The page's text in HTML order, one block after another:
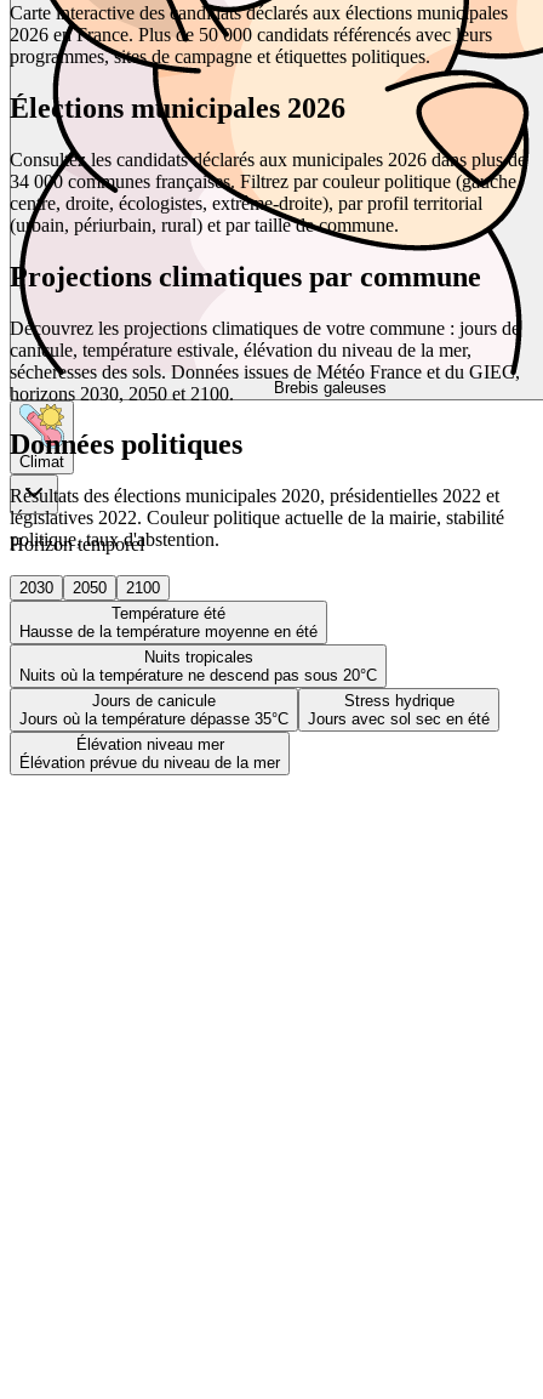
Brebis galeuses
Climat
Horizon temporel
2030 2050
2100
Température été
Hausse de la température moyenne en été
Nuits tropicales
Nuits où la température ne descend pas sous 20°C
Jours de canicule
Jours où la température dépasse 35°C
Stress hydrique
Jours avec sol sec en été
Élévation niveau mer
Élévation prévue du niveau de la mer
Carte interactive des candidats déclarés aux élections municipales
2026 en France. Plus de 50 000 candidats référencés avec leurs
programmes, sites de campagne et étiquettes politiques.
Élections municipales 2026
Consultez les candidats déclarés aux municipales 2026 dans plus de
34 000 communes françaises. Filtrez par couleur politique (gauche,
centre, droite, écologistes, extrême-droite), par profil territorial
(urbain, périurbain, rural) et par taille de commune.
Projections climatiques par commune
Découvrez les projections climatiques de votre commune : jours de
canicule, température estivale, élévation du niveau de la mer,
sécheresses des sols. Données issues de Météo France et du GIEC,
horizons 2030, 2050 et 2100.
Données politiques
Résultats des élections municipales 2020, présidentielles 2022 et
législatives 2022. Couleur politique actuelle de la mairie, stabilité
politique, taux d'abstention.